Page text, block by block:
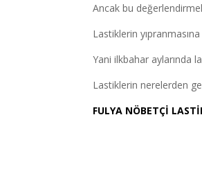
Ancak bu
Lastiklerin
Yani ilkbahar aylarında
Lastiklerin nerelerden
FULYA NÖBETÇİ